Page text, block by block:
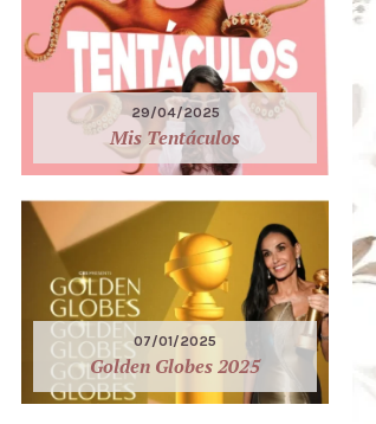
29/04/2025
Mis Tentáculos
07/01/2025
Golden Globes 2025